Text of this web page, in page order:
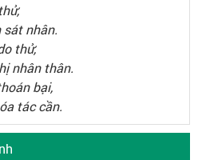
sát nhân.
thử,
nhân thân.
bại,
tác cần.